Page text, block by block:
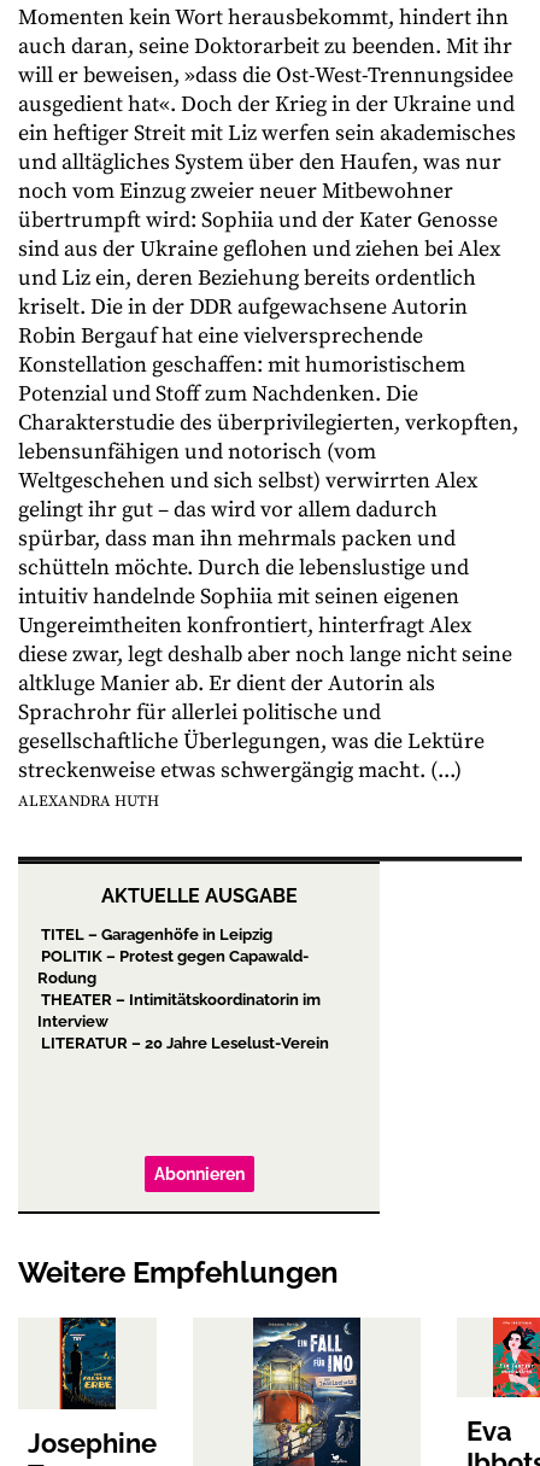
Momenten kein Wort herausbekommt, hindert ihn
auch daran, seine Doktorarbeit zu beenden. Mit ihr
will er beweisen, »dass die Ost-West-Trennungsidee
ausgedient hat«. Doch der Krieg in der Ukraine und
ein heftiger Streit mit Liz werfen sein akademisches
und alltägliches System über den Haufen, was nur
noch vom Einzug zweier neuer Mitbewohner
übertrumpft wird: Sophiia und der Kater Genosse
sind aus der Ukraine geflohen und ziehen bei Alex
und Liz ein, deren Beziehung bereits ordentlich
kriselt. Die in der DDR aufgewachsene Autorin
Robin Bergauf hat eine vielversprechende
Konstellation geschaffen: mit humoristischem
Potenzial und Stoff zum Nachdenken. Die
Charakterstudie des überprivilegierten, verkopften,
lebensunfähigen und notorisch (vom
Weltgeschehen und sich selbst) verwirrten Alex
gelingt ihr gut – das wird vor allem dadurch
spürbar, dass man ihn mehrmals packen und
schütteln möchte. Durch die lebenslustige und
intuitiv handelnde Sophiia mit seinen eigenen
Ungereimtheiten konfrontiert, hinterfragt Alex
diese zwar, legt deshalb aber noch lange nicht seine
altkluge Manier ab. Er dient der Autorin als
Sprachrohr für allerlei politische und
gesellschaftliche Überlegungen, was die Lektüre
streckenweise etwas schwergängig macht. (...)
ALEXANDRA HUTH
AKTUELLE AUSGABE
TITEL – Garagenhöfe in Leipzig
POLITIK – Protest gegen Capawald-
Rodung
THEATER – Intimitätskoordinatorin im
Interview
LITERATUR – 20 Jahre Leselust-Verein
Abonnieren
Weitere Empfehlungen
Josephine
Eva